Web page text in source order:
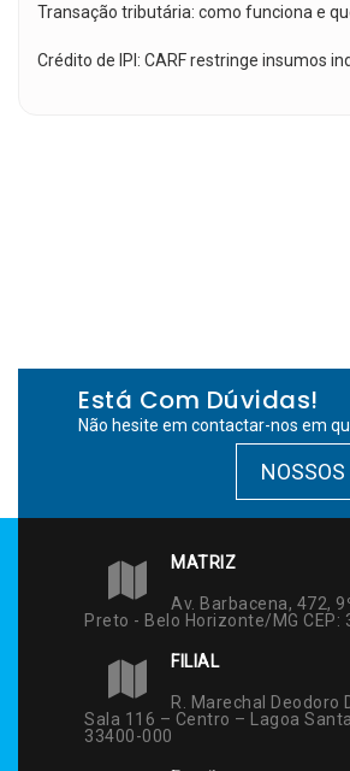
Transação tributária: como funciona e
Crédito de IPI: CARF restringe insumos
Está Com Dúvidas!
Não hesite em contactar-nos em
MATRIZ
Av. Barbacena, 472,
Preto - Belo Horizonte/MG CEP:
FILIAL
R. Marechal Deodoro
Sala 116 – Centro – Lagoa
33400-000